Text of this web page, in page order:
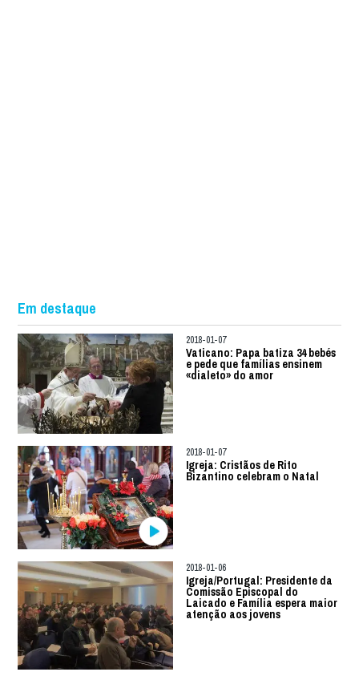
Em destaque
2018-01-07
Vaticano: Papa batiza 34 bebés
e pede que famílias ensinem
«dialeto» do amor
2018-01-07
Igreja: Cristãos de Rito
Bizantino celebram o Natal
2018-01-06
Igreja/Portugal: Presidente da
Comissão Episcopal do
Laicado e Família espera maior
atenção aos jovens